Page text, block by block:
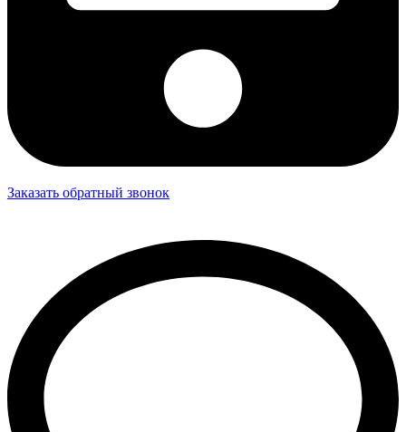
Заказать обратный звонок